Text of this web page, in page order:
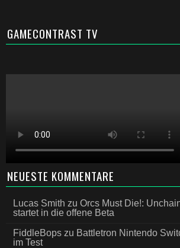
GAMECONTRAST TV
NEUESTE KOMMENTARE
Lucas Smith zu Orcs Must Die!:
startet in die offene Beta
FiddleBops zu Battletron Nintendo
im Test